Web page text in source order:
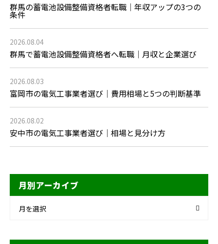
群馬の蓄電池設備整備資格者転職｜年収アップの3つの
条件
2026.08.04
群馬で蓄電池設備整備資格者へ転職｜月収と企業選び
2026.08.03
富岡市の電気工事業者選び｜費用相場と5つの判断基準
2026.08.02
安中市の電気工事業者選び｜相場と見分け方
月別アーカイブ
月を選択